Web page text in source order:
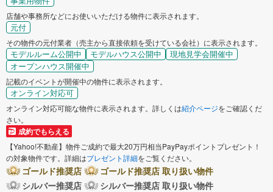
店舗や事務所などにお使いいただける物件に表示されます。
元付
その物件の元付業者（売主から直接依頼を受けている会社）に表示されます。
モデルルーム公開中 モデルハウス公開中
現地見学会開催中
オープンハウス開催中
記載のイベントが開催中の物件に表示されます。
オンライン対応可
オンライン対応可能な物件に表示されます。詳しくは紹介ページをご確認くだ
さい。
成約でもらえる
【Yahoo!不動産】物件ご成約で最大20万円相当PayPayポイントプレゼント！
の対象物件です。詳細はプレゼント詳細をご覧ください。
ゴールド推奨店
ゴールド推奨店 取り扱い物件
シルバー推奨店
シルバー推奨店 取り扱い物件